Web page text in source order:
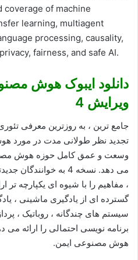
coverage of machine
learning, multiagent
processing, causality,
fairness, and safe AI.
دانلود ایبوک هوش
ویرایش 4
جامع ترین ، به روزترین معرفی
تجدید نظر طولانی مدت در مورد
می دهد. نسخه 4 به
، مفاهیم را با شیوه ای یکپارچه تر
گسترده ای از یادگیری ماشینی ،
سیستم های چندگانه ، روباتیک ،
برنامه نویسی احتمالی را ارائه
هوش مصنوعی ایمن.